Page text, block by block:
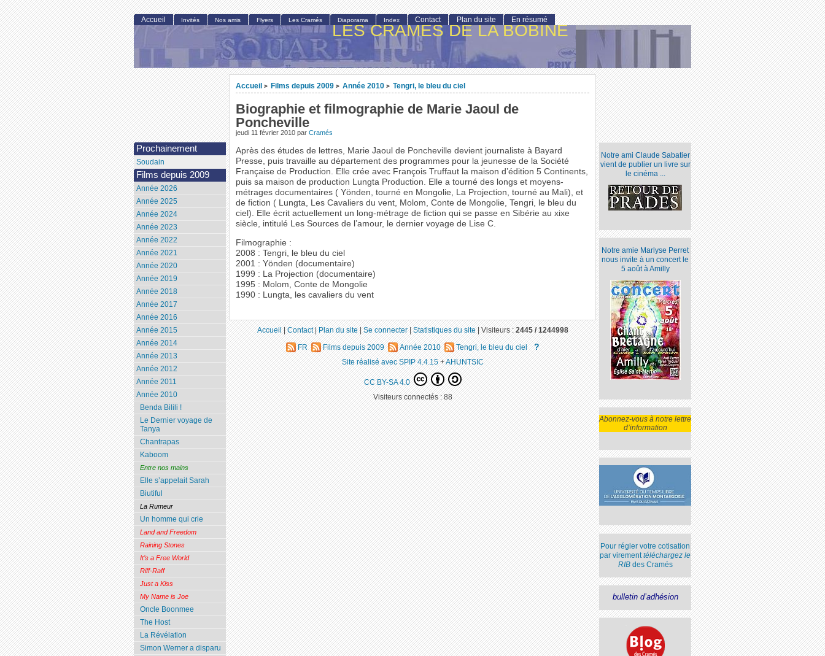
LES CRAMÉS DE LA BOBINE
Accueil > Films depuis 2009 > Année 2010 > Tengri, le bleu du ciel
Biographie et filmographie de Marie Jaoul de
Poncheville
jeudi 11 février 2010 par Cramés
Après des études de lettres, Marie Jaoul de Poncheville devient journaliste à Bayard
Presse, puis travaille au département des programmes pour la jeunesse de la Société
Française de Production. Elle crée avec François Truffaut la maison d’édition 5 Continents,
puis sa maison de production Lungta Production. Elle a tourné des longs et moyens-
métrages documentaires ( Yönden, tourné en Mongolie, La Projection, tourné au Mali), et
de fiction ( Lungta, Les Cavaliers du vent, Molom, Conte de Mongolie, Tengri, le bleu du
ciel). Elle écrit actuellement un long-métrage de fiction qui se passe en Sibérie au xixe
siècle, intitulé Les Sources de l’amour, le dernier voyage de Lise C.
Filmographie :
2008 : Tengri, le bleu du ciel
2001 : Yönden (documentaire)
1999 : La Projection (documentaire)
1995 : Molom, Conte de Mongolie
1990 : Lungta, les cavaliers du vent
Notre ami Claude Sabatier
vient de publier un livre sur
le cinéma ...
Notre amie Marlyse Perret
nous invite à un concert le
5 août à Amilly
Abonnez-vous à notre lettre
d’information
Pour régler votre cotisation
par virementtéléchargez le
RIBdes Cramés
bulletin d’adhésion
Accueil Invités Nos amis Flyers Les Cramés Diaporama Index Contact Plan du site En résumé
Prochainement
Soudain
Films depuis 2009
Année 2026
Année 2025
Année 2024
Année 2023
Année 2022
Année 2021
Année 2020
Année 2019
Année 2018
Année 2017
Année 2016
Année 2015
Année 2014
Année 2013
Année 2012
Année 2011
Année 2010
Benda Bilili !
Le Dernier voyage de
Tanya
Chantrapas
Kaboom
Entre nos mains
Elle s’appelait Sarah
Biutiful
La Rumeur
Un homme qui crie
Land and Freedom
Raining Stones
It’s a Free World
Riff-Raff
Just a Kiss
My Name is Joe
Oncle Boonmee
The Host
La Révélation
Simon Werner a disparu
Accueil|Contact|Plan du site|Se connecter|Statistiques du site|Visiteurs :2445 / 1244998
FR Films depuis 2009 Année 2010 Tengri, le bleu du ciel ?
Site réalisé avec SPIP 4.4.15+AHUNTSIC
CC BY-SA 4.0
Visiteurs connectés :88